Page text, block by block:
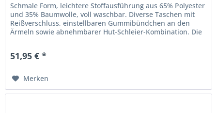
Schmale Form, leichtere Stoffausführung aus 65% Polyester
und 35% Baumwolle, voll waschbar. Diverse Taschen mit
Reißverschluss, einstellbaren Gummibündchen an den
Ärmeln sowie abnehmbarer Hut-Schleier-Kombination. Die
51,95 € *
Merken